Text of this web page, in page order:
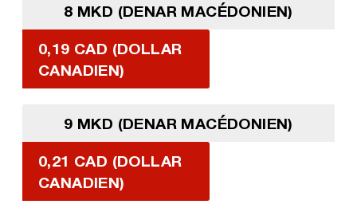
8 MKD (DENAR MACÉDONIEN)
0,19 CAD (DOLLAR
CANADIEN)
9 MKD (DENAR MACÉDONIEN)
0,21 CAD (DOLLAR
CANADIEN)